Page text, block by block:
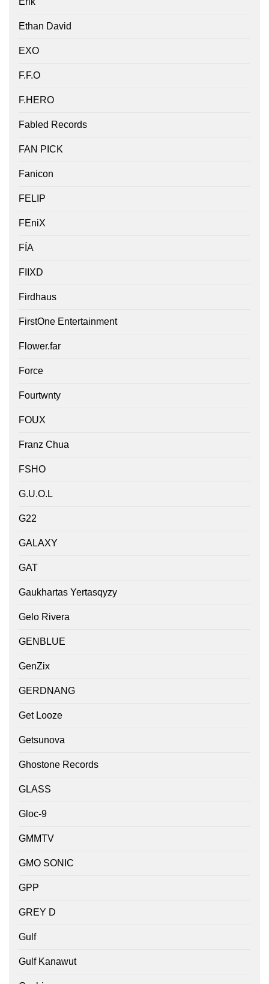
Ethan David
EXO
F.F.O
F.HERO
Fabled Records
FAN PICK
Fanicon
FELIP
FEniX
FÍA
FIIXD
Firdhaus
FirstOne Entertainment
Flower.far
Force
Fourtwnty
FOUX
Franz Chua
FSHO
G.U.O.L
G22
GALAXY
GAT
Gaukhartas Yertasqyzy
Gelo Rivera
GENBLUE
GenZix
GERDNANG
Get Looze
Getsunova
Ghostone Records
GLASS
Gloc-9
GMMTV
GMO SONIC
GPP
GREY D
Gulf
Gulf Kanawut